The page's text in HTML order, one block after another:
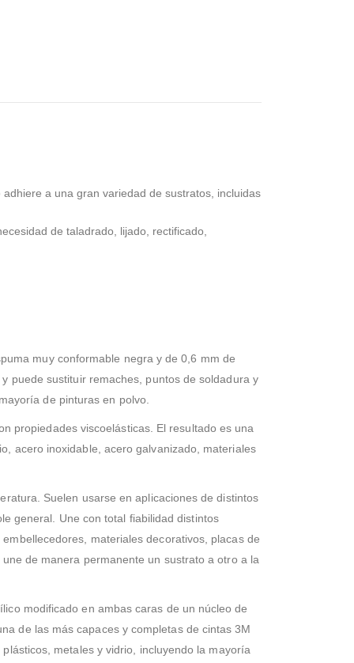
a una gran variedad de sustratos, incluidas
de taladrado, lijado, rectificado,
muy conformable negra y de 0,6 mm de
puede sustituir remaches, puntos de soldadura y
de pinturas en polvo.
propiedades viscoelásticas. El resultado es una
acero inoxidable, acero galvanizado, materiales
Suelen usarse en aplicaciones de distintos
general. Une con total fiabilidad distintos
materiales decorativos, placas de
de manera permanente un sustrato a otro a la
modificado en ambas caras de un núcleo de
de las más capaces y completas de cintas 3M
metales y vidrio, incluyendo la mayoría